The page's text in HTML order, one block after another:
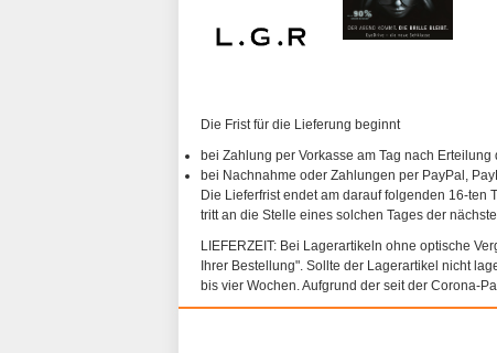
Die Frist für die Lieferung beginnt
bei Zahlung per Vorkasse am Tag nach
bei Nachnahme oder Zahlungen per PayPal,
Die Lieferfrist endet am darauf folgenden 16-ten
tritt an die Stelle eines solchen Tages der
LIEFERZEIT: Bei Lagerartikeln ohne optische
Ihrer Bestellung". Sollte der Lagerartikel nicht
bis vier Wochen. Aufgrund der seit der Corona-